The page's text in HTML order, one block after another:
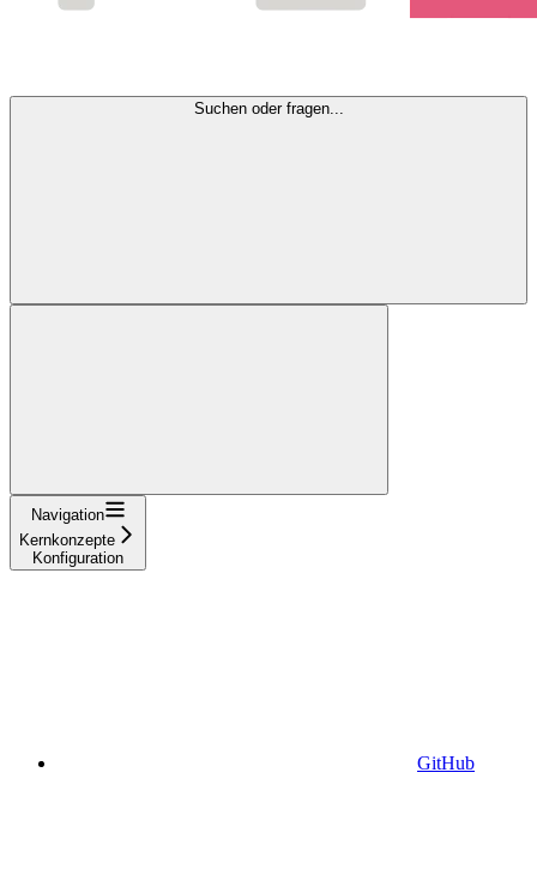
Suchen oder fragen...
Navigation
Kernkonzepte
Konfiguration
GitHub